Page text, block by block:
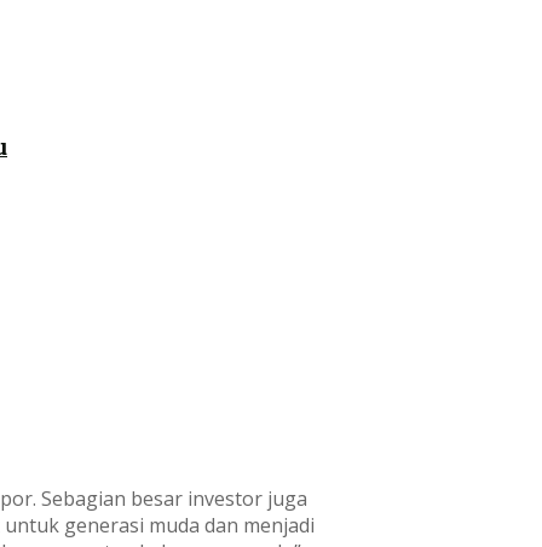
Sebagian besar investor juga
generasi muda dan menjadi